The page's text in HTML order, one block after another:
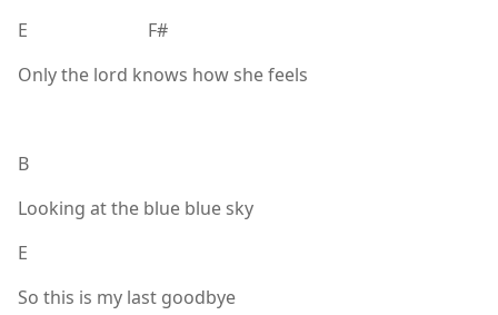
E F#
Only the lord knows how she feels
B
Looking at the blue blue sky
E
So this is my last goodbye